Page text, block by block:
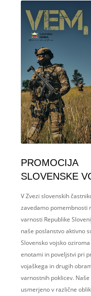
PROMOCIJA
SLOVENSKE
V Zvezi slovenskih
zavedamo pomembnosti
varnosti Republike
naše poslanstvo aktivno
Slovensko vojsko
enotami in poveljstvi pri
vojaškega in drugih
varnostnih poklicev. Naše
usmerjeno v različne